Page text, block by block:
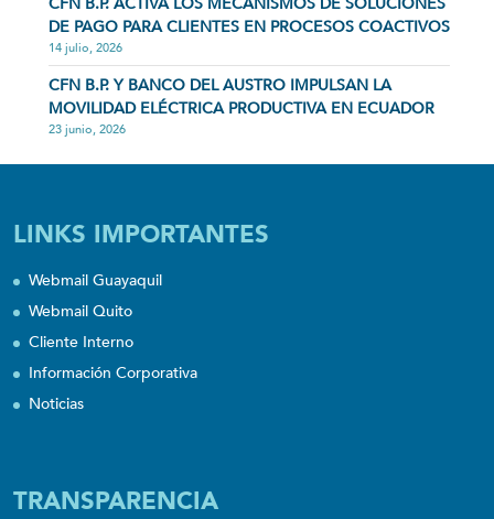
DE PAGO PARA CLIENTES EN PROCESOS COACTIVOS
14 julio, 2026
CFN B.P. Y BANCO DEL AUSTRO IMPULSAN LA
MOVILIDAD ELÉCTRICA PRODUCTIVA EN ECUADOR
23 junio, 2026
LINKS IMPORTANTES
Webmail Guayaquil
Webmail Quito
Cliente Interno
Información Corporativa
Noticias
TRANSPARENCIA